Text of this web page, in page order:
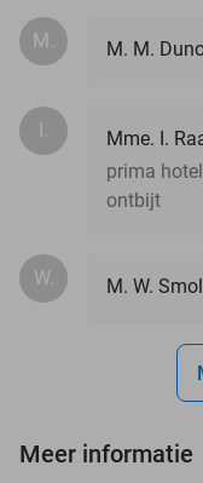
M. M. M.
I.
Mme. I.
prima
ontbijt
W. M. W.
Meer informatie